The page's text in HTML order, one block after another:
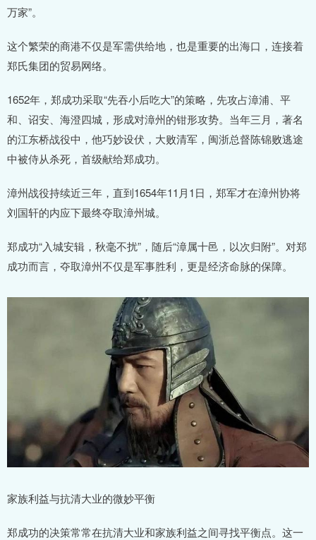
万家”。
这个繁荣的商港不仅是军需供给地，也是重要的出海口，连接着
郑氏集团的贸易网络。
1652年，郑成功采取“先吞小后吃大”的策略，先攻占漳浦、平
和、诏安、海澄四城，形成对漳州的钳形攻势。当年三月，著名
的江东桥战役中，他巧妙设伏，大败清军，闽浙总督陈锦败逃途
中被侍从杀死，首级献给郑成功。
漳州战役持续近三年，直到1654年11月1日，郑军才在漳州协将
刘国轩的内应下最终夺取漳州城。
郑成功“入城安辑，秋毫不扰”，随后“漳属十邑，以次归附”。对郑
成功而言，夺取漳州不仅是军事胜利，更是经济命脉的保障。
家族利益与抗清大业的微妙平衡
郑成功的决策常常在抗清大业和家族利益之间寻找平衡点。这一